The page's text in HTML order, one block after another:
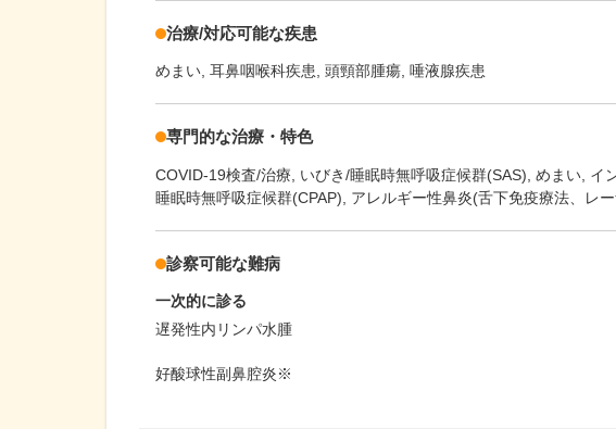
治療/対応可能な疾患
めまい, 耳鼻咽喉科疾患, 頭頸部腫瘍, 唾液腺疾患
専門的な治療・特色
COVID-19検査/治療 いびき/睡眠時無呼吸症候群(SAS) めまい イ
睡眠時無呼吸症候群(CPAP), アレルギー性鼻炎(舌下免疫療法、レ
診察可能な難病
一次的に診る
遅発性内リンパ水腫
好酸球性副鼻腔炎※